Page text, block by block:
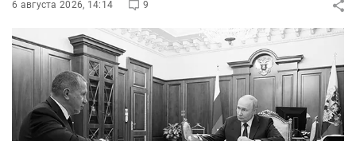
6 августа 2026, 14:14 9